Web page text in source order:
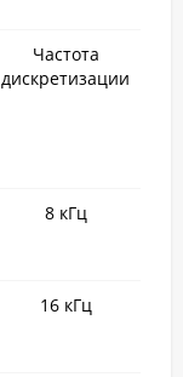
Частота
дискретизации
8 кГц
16 кГц